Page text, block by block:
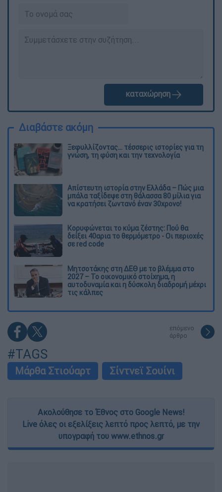
καταχώρηση
Διαβάστε ακόμη
Ξεφυλλίζοντας... τέσσερις ιστορίες για τη
γνώση, τη φύση και την τεχνολογία
Απίστευτη ιστορία στην Ελλάδα – Πώς μια
μπάλα ταξίδεψε στη θάλασσα 80 μίλια για
να κρατήσει ζωντανό έναν 30χρονο!
Κορυφώνεται το κύμα ζέστης: Πού θα
δείξει 40αρια το θερμόμετρο - Οι περιοχές
σε red code
Μητσοτάκης στη ΔΕΘ με το βλέμμα στο
2027 – Το οικονομικό στοίχημα, η
αυτοδυναμία και η δύσκολη διαδρομή μέχρι
τις κάλπες
επόμενο
άρθρο
#TAGS
Μάρθα Στιούαρτ Σίντνεϊ Σουίνι
Ακολούθησε το Έθνος στο Google News!
Live όλες οι εξελίξεις λεπτό προς λεπτό, με την
υπογραφή του www.ethnos.gr